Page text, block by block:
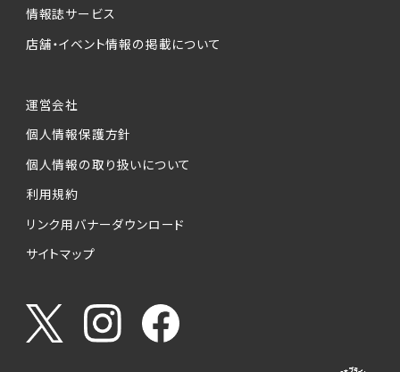
情報誌サービス
店舗・イベント情報の掲載について
運営会社
個人情報保護方針
個人情報の取り扱いについて
利用規約
リンク用バナーダウンロード
サイトマップ